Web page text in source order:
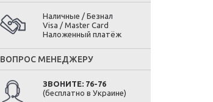
Наличные / Безнал
Visa / Master Card
Наложенный платёж
ВОПРОС МЕНЕДЖЕРУ
ЗВОНИТЕ: 76-76
(бесплатно в Украине)